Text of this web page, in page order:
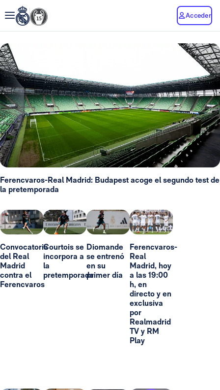
Acceder
Ferencvaros-Real Madrid: Budapest acoge el segundo test de
la pretemporada
Convocatoria
del Real
Madrid
contra el
Ferencvaros
Courtois se
incorpora a
la
pretemporada
Diomande
se entrenó
en su
primer día
Ferencvaros-
Real
Madrid, hoy
a las 19:00
h, en
directo y en
exclusiva
por
Realmadrid
TV y RM
Play